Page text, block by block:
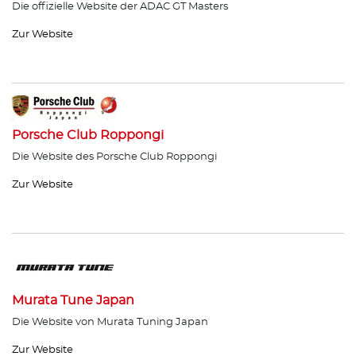
Die offizielle Website der ADAC GT Masters
Zur Website
Porsche Club Roppongi
Die Website des Porsche Club Roppongi
Zur Website
Murata Tune Japan
Die Website von Murata Tuning Japan
Zur Website